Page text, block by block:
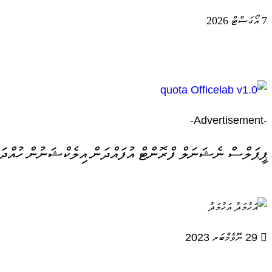
7 އޯގަސްޓް 2026
-Advertisement-
ޕީޕަލްސް ނެޝަނަލް ފްރޮންޓް އުފައްދަން އިލެކްޝަނުން
އަހުމަދު
29 ނޮވެމްބަރ 2023